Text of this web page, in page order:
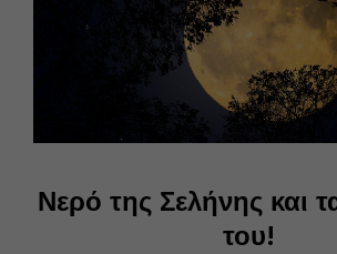
Νερό της Σελήνης και
του!